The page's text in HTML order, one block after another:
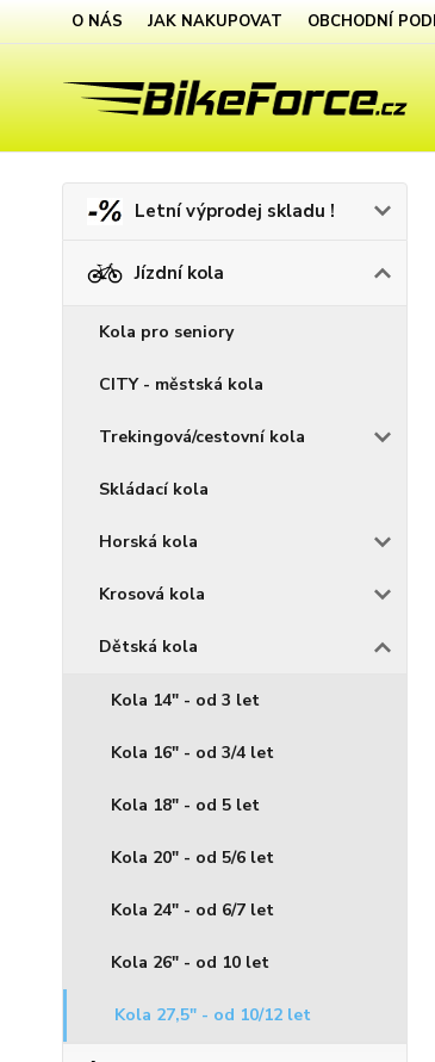
O NÁS JAK NAKUPOVAT OBCHODNÍ
Letní výprodej skladu !
Jízdní kola
Kola pro seniory
CITY - městská kola
Trekingová/cestovní kola
Skládací kola
Horská kola
Krosová kola
Dětská kola
Kola 14" - od 3 let
Kola 16" - od 3/4 let
Kola 18" - od 5 let
Kola 20" - od 5/6 let
Kola 24" - od 6/7 let
Kola 26" - od 10 let
Kola 27,5" - od 10/12 let